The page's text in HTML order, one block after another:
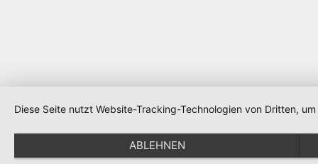
Diese Seite nutzt Website-Tracking-Technologien von Dritten,
ABLEHNEN